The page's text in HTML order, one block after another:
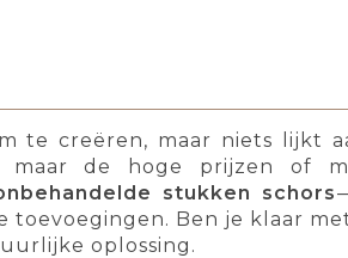
te creëren, maar niets lijkt
maar de hoge prijzen of
stukken schors
toevoegingen. Ben je klaar
oplossing.